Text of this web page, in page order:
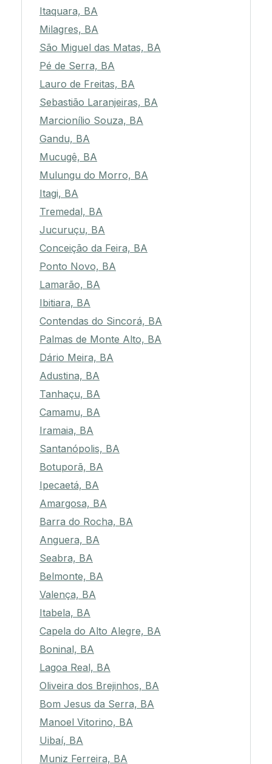
Itaquara, BA
Milagres, BA
São Miguel das Matas, BA
Pé de Serra, BA
Lauro de Freitas, BA
Sebastião Laranjeiras, BA
Marcionílio Souza, BA
Gandu, BA
Mucugê, BA
Mulungu do Morro, BA
Itagi, BA
Tremedal, BA
Jucuruçu, BA
Conceição da Feira, BA
Ponto Novo, BA
Lamarão, BA
Ibitiara, BA
Contendas do Sincorá, BA
Palmas de Monte Alto, BA
Dário Meira, BA
Adustina, BA
Tanhaçu, BA
Camamu, BA
Iramaia, BA
Santanópolis, BA
Botuporã, BA
Ipecaetá, BA
Amargosa, BA
Barra do Rocha, BA
Anguera, BA
Seabra, BA
Belmonte, BA
Valença, BA
Itabela, BA
Capela do Alto Alegre, BA
Boninal, BA
Lagoa Real, BA
Oliveira dos Brejinhos, BA
Bom Jesus da Serra, BA
Manoel Vitorino, BA
Uibaí, BA
Muniz Ferreira, BA